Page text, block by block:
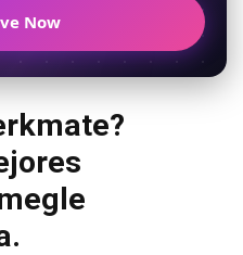
Now